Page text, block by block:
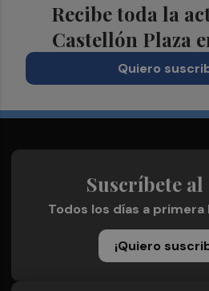
Recibe toda la
Castellón Plaza
Quiero
Suscríbete
Todos los días a
¡Quiero